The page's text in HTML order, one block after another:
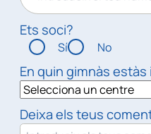
Ets soci?
Sí No
En quin gimnàs
Deixa els teus